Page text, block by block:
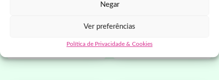
Negar
Ver preferências
Política de Privacidade & Cookies